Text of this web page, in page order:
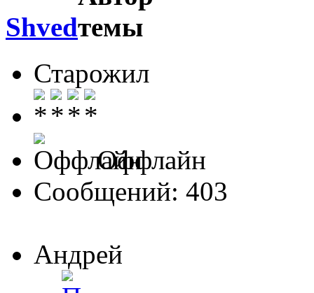
Shved
Старожил
Оффлайн
Сообщений: 403
Андрей